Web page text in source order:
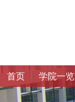
首页 学院一览